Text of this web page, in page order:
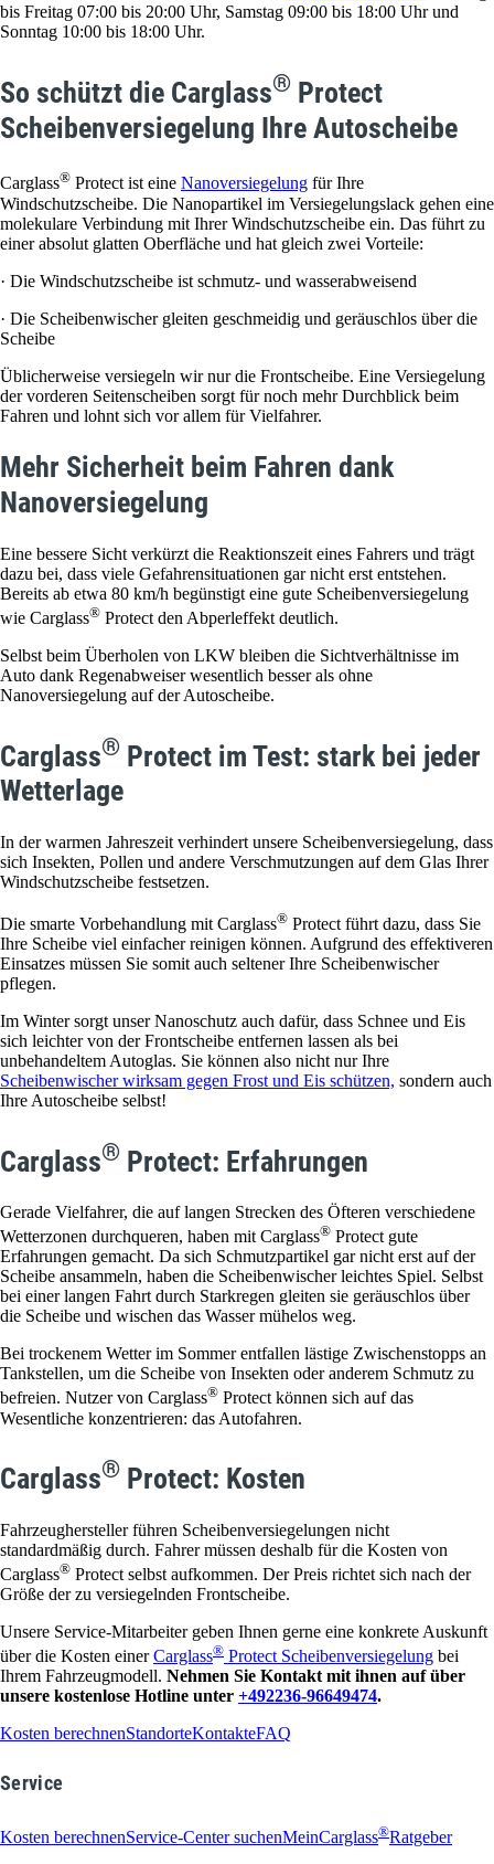
bis Freitag 07:00 bis 20:00 Uhr, Samstag 09:00 bis 18:00 Uhr und
Sonntag 10:00 bis 18:00 Uhr.
So schützt die Carglass® Protect
Scheibenversiegelung Ihre Autoscheibe
Carglass® Protect ist eine Nanoversiegelung für Ihre
Windschutzscheibe. Die Nanopartikel im Versiegelungslack gehen eine
molekulare Verbindung mit Ihrer Windschutzscheibe ein. Das führt zu
einer absolut glatten Oberfläche und hat gleich zwei Vorteile:
· Die Windschutzscheibe ist schmutz- und wasserabweisend
· Die Scheibenwischer gleiten geschmeidig und geräuschlos über die
Scheibe
Üblicherweise versiegeln wir nur die Frontscheibe. Eine Versiegelung
der vorderen Seitenscheiben sorgt für noch mehr Durchblick beim
Fahren und lohnt sich vor allem für Vielfahrer.
Mehr Sicherheit beim Fahren dank
Nanoversiegelung
Eine bessere Sicht verkürzt die Reaktionszeit eines Fahrers und trägt
dazu bei, dass viele Gefahrensituationen gar nicht erst entstehen.
Bereits ab etwa 80 km/h begünstigt eine gute Scheibenversiegelung
wie Carglass® Protect den Abperleffekt deutlich.
Selbst beim Überholen von LKW bleiben die Sichtverhältnisse im
Auto dank Regenabweiser wesentlich besser als ohne
Nanoversiegelung auf der Autoscheibe.
Carglass® Protect im Test: stark bei jeder
Wetterlage
In der warmen Jahreszeit verhindert unsere Scheibenversiegelung, dass
sich Insekten, Pollen und andere Verschmutzungen auf dem Glas Ihrer
Windschutzscheibe festsetzen.
Die smarte Vorbehandlung mit Carglass® Protect führt dazu, dass Sie
Ihre Scheibe viel einfacher reinigen können. Aufgrund des effektiveren
Einsatzes müssen Sie somit auch seltener Ihre Scheibenwischer
pflegen.
Im Winter sorgt unser Nanoschutz auch dafür, dass Schnee und Eis
sich leichter von der Frontscheibe entfernen lassen als bei
unbehandeltem Autoglas. Sie können also nicht nur Ihre
Scheibenwischer wirksam gegen Frost und Eis schützen, sondern auch
Ihre Autoscheibe selbst!
Carglass® Protect: Erfahrungen
Gerade Vielfahrer, die auf langen Strecken des Öfteren verschiedene
Wetterzonen durchqueren, haben mit Carglass® Protect gute
Erfahrungen gemacht. Da sich Schmutzpartikel gar nicht erst auf der
Scheibe ansammeln, haben die Scheibenwischer leichtes Spiel. Selbst
bei einer langen Fahrt durch Starkregen gleiten sie geräuschlos über
die Scheibe und wischen das Wasser mühelos weg.
Bei trockenem Wetter im Sommer entfallen lästige Zwischenstopps an
Tankstellen, um die Scheibe von Insekten oder anderem Schmutz zu
befreien. Nutzer von Carglass® Protect können sich auf das
Wesentliche konzentrieren: das Autofahren.
Carglass® Protect: Kosten
Fahrzeughersteller führen Scheibenversiegelungen nicht
standardmäßig durch. Fahrer müssen deshalb für die Kosten von
Carglass® Protect selbst aufkommen. Der Preis richtet sich nach der
Größe der zu versiegelnden Frontscheibe.
Unsere Service-Mitarbeiter geben Ihnen gerne eine konkrete Auskunft
über die Kosten einerCarglass® Protect Scheibenversiegelung bei
Ihrem Fahrzeugmodell. Nehmen Sie Kontakt mit ihnen auf über
unsere kostenlose Hotline unter +492236-96649474.
Kosten berechnenStandorteKontakteFAQ
Service
Kosten berechnenService-Center suchenMeinCarglass®Ratgeber